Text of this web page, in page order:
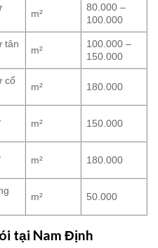
m²
80.000 –
100.000
tân
m²
100.000 –
150.000
cổ
m² 180.000
m² 150.000
m² 180.000
m² 50.000
tại Nam Định